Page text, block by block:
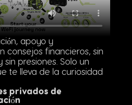
apoyo y
consejos financieros, sin
presiones. Solo un
te lleva de la curiosidad
privados de